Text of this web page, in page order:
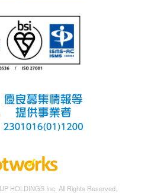
HOLDINGS Inc. All Rights Reserved.